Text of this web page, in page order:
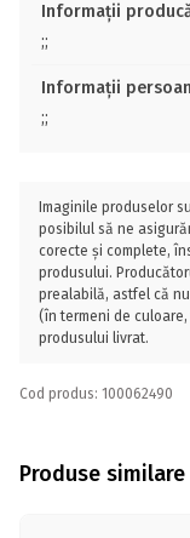
Informații
;;
Informații
;;
Imaginile produselor
posibilul să ne
corecte și complete,
produsului.
prealabilă, astfel că
(în termeni de
produsului livrat.
Cod produs: 100062490
Produse similare